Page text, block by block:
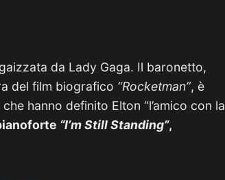
da Lady Gaga. Il baronetto,
del film biografico “Rocketman”, è
hanno definito Elton “l’amico con la
“I’m Still Standing”,